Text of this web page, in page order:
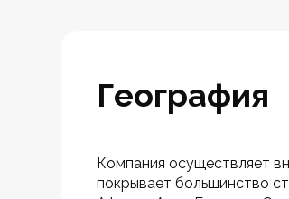
География
Компания осуществляет
покрывает большинство